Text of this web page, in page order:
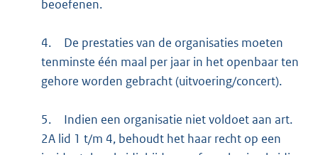
beoefenen.
4.
De prestaties van de organisaties moeten
tenminste één maal per jaar in het openbaar ten
gehore worden gebracht (uitvoering/concert).
5.
Indien een organisatie niet voldoet aan art.
2A lid 1 t/m 4, behoudt het haar recht op een